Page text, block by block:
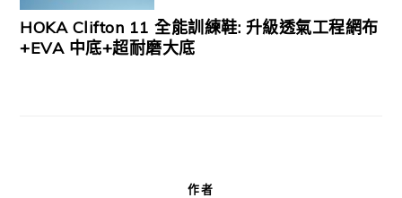
HOKA Clifton 11 全能訓練鞋: 升級透氣工程網布
+EVA 中底+超耐磨大底
作者